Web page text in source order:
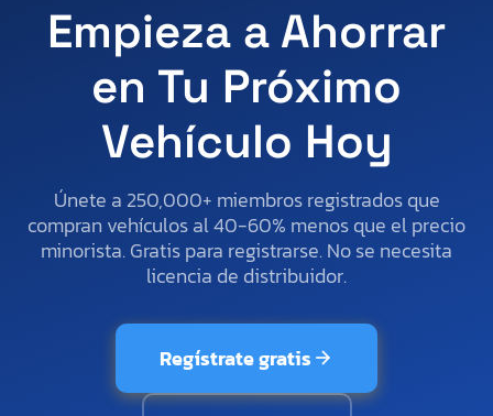
Empieza a Ahorrar
en Tu Próximo
Vehículo Hoy
Únete a 250,000+ miembros registrados que
compran vehículos al 40-60% menos que el precio
minorista. Gratis para registrarse. No se necesita
licencia de distribuidor.
Regístrate gratis